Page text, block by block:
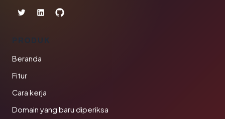
PRODUK
Beranda
Fitur
Cara kerja
Domain yang baru diperiksa